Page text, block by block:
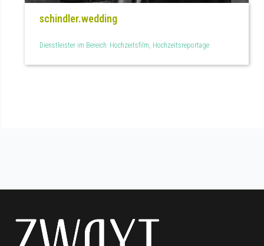
schindler.wedding
Dienstleister im Bereich: Hochzeitsfilm, Hochzeitsreportage